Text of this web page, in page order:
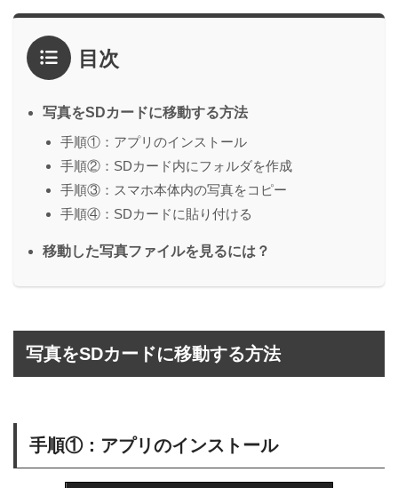
目次
写真をSDカードに移動する方法
手順①：アプリのインストール
手順②：SDカード内にフォルダを作成
手順③：スマホ本体内の写真をコピー
手順④：SDカードに貼り付ける
移動した写真ファイルを見るには？
写真をSDカードに移動する方法
手順①：アプリのインストール